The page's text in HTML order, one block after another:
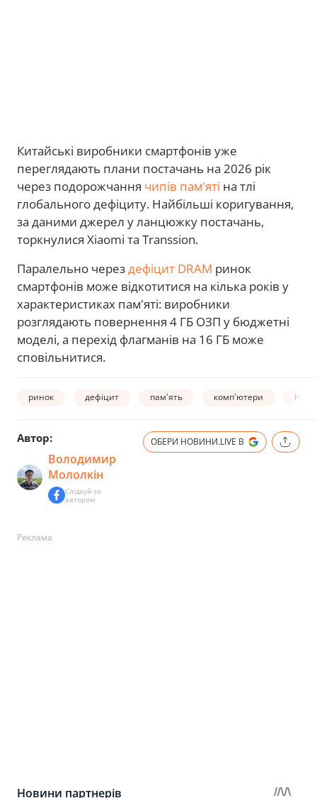
Китайські виробники смартфонів уже
переглядають плани постачань на 2026 рік
через подорожчання чипів пам'яті на тлі
глобального дефіциту. Найбільші коригування,
за даними джерел у ланцюжку постачань,
торкнулися Xiaomi та Transsion.
Паралельно черездефіцит DRAM ринок
смартфонів може відкотитися на кілька років у
характеристиках пам'яті: виробники
розглядають повернення 4 ГБ ОЗП у бюджетні
моделі, а перехід флагманів на 16 ГБ може
сповільнитися.
ринок дефіцит пам'ять комп'ютери HDD
Автор:
Володимир
Мололкін
Слідкуй за
автором
ОБЕРИ НОВИНИ.LIVE В
Реклама